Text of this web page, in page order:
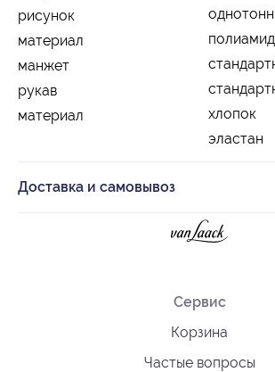
рисунок
материал
полиамид
манжет
рукав
материал
хлопок
эластан
Доставка и самовывоз
Сервис
Корзина
Частые вопросы